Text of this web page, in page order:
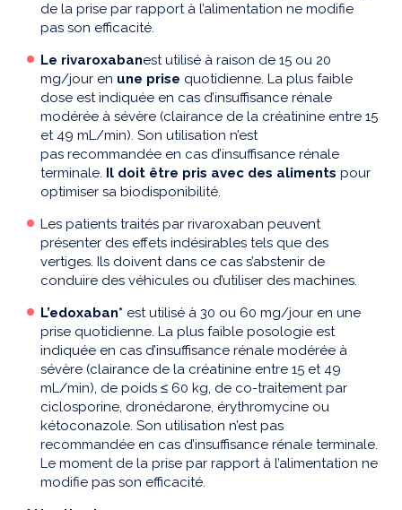
de la prise par rapport à l’alimentation ne modifie
pas son efficacité.
Le rivaroxabanest utilisé à raison de 15 ou 20
mg/jour en une prise quotidienne. La plus faible
dose est indiquée en cas d’insuffisance rénale
modérée à sévère (clairance de la créatinine entre 15
et 49 mL/min). Son utilisation n’est
pas recommandée en cas d’insuffisance rénale
terminale. Il doit être pris avec des aliments pour
optimiser sa biodisponibilité.
Les patients traités par rivaroxaban peuvent
présenter des effets indésirables tels que des
vertiges. Ils doivent dans ce cas s’abstenir de
conduire des véhicules ou d’utiliser des machines.
L’edoxaban* est utilisé à 30 ou 60 mg/jour en une
prise quotidienne. La plus faible posologie est
indiquée en cas d’insuffisance rénale modérée à
sévère (clairance de la créatinine entre 15 et 49
mL/min), de poids ≤ 60 kg, de co-traitement par
ciclosporine, dronédarone, érythromycine ou
kétoconazole. Son utilisation n’est pas
recommandée en cas d’insuffisance rénale terminale.
Le moment de la prise par rapport à l’alimentation ne
modifie pas son efficacité.